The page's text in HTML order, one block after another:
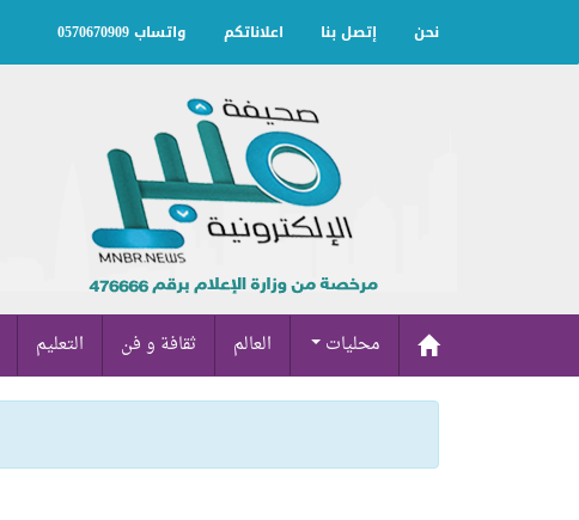
نحن إتصل بنا اعلاناتكم واتساب 0570670909
محليات العالم ثقافة و فن التعليم